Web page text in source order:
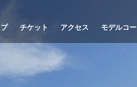
チケット アクセス モデルコ